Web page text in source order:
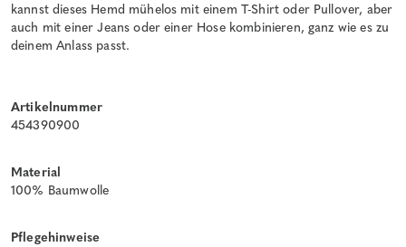
kannst dieses Hemd mühelos mit einem T-Shirt oder Pullover, aber
auch mit einer Jeans oder einer Hose kombinieren, ganz wie es zu
deinem Anlass passt.
Artikelnummer
454390900
Material
100% Baumwolle
Pflegehinweise